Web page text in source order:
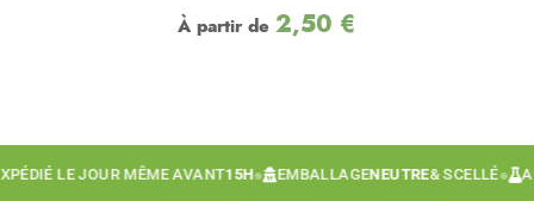
À partir de 2,50 €
LE JOUR MÊME AVANT15H● EMBALLAGENEUTRE& SCELLÉ●